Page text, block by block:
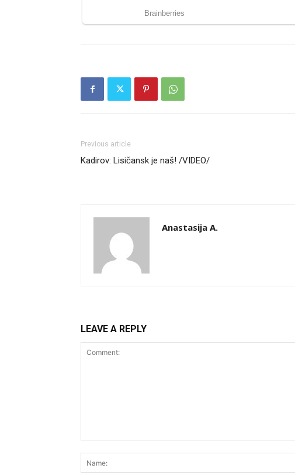
Previous article
Kadirov: Lisičansk je naš! /VIDEO/
Anastasija A.
LEAVE A REPLY